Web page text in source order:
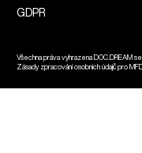
GDPR
Všechna práva vyhrazena DOC.DREAM
Zásady zpracování osobních údajů pro